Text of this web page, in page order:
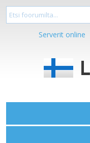
Serverit online